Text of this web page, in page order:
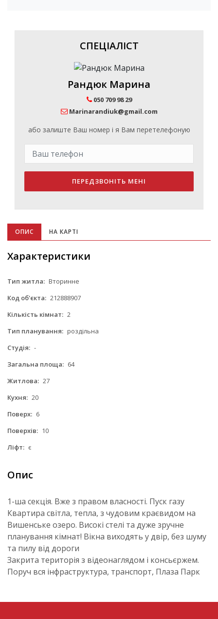
СПЕЦІАЛІСТ
Рандюк Марина
050 709 98 29
Marinarandiuk@gmail.com
або залиште Ваш номер і я Вам перетелефоную
ПЕРЕДЗВОНІТЬ МЕНІ
ОПИС НА КАРТІ
Характеристики
Тип житла: Вторинне
Код об'єкта: 212888907
Кількість кімнат: 2
Тип планування: роздільна
Студія: -
Загальна площа: 64
Житлова: 27
Кухня: 20
Поверх: 6
Поверхів: 10
Ліфт: є
Опис
1-ша секція. Вже з правом власності. Пуск газу
Квартира світла, тепла, з чудовим краєвидом на
Вишенське озеро. Високі стелі та дуже зручне
планування кімнат! Вікна виходять у двір, без шуму
та пилу від дороги
Закрита територія з відеонаглядом і консьєржем.
Поруч вся інфраструктура, транспорт, Плаза Парк